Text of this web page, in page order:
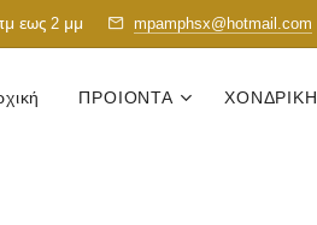
εως 2 μμ mpamphsx@hotmail.com
ΠΡΟΙΟΝΤΑ ΧΟΝΔΡΙΚΗ